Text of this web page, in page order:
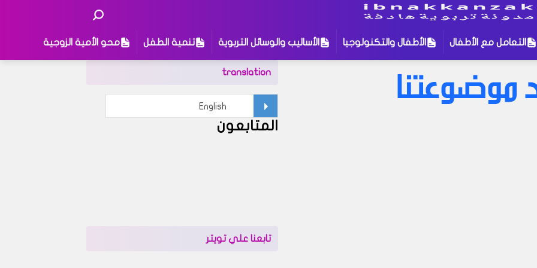
التعامل مع الأطفال الأطفال والتكنولوجيا الأساليب والوسائل التربوية تنمية الطفل محو الأمية الزوجية
للبحث:
translation
المتابعون
تابعنا علي تويتر